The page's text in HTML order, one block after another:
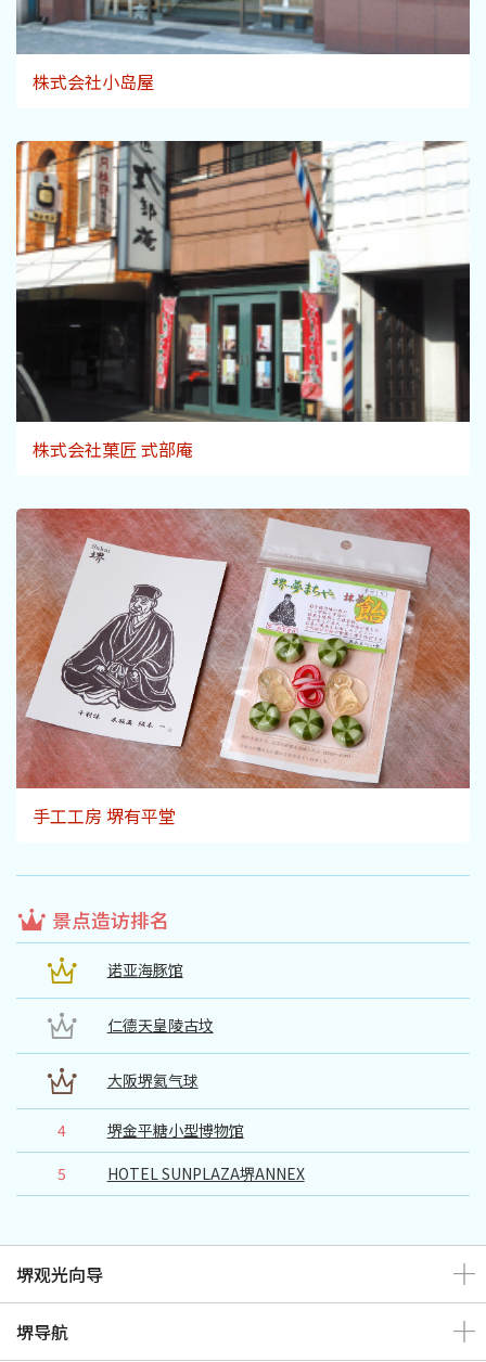
株式会社小岛屋
株式会社菓匠 式部庵
手工工房 堺有平堂
景点造访排名
诺亚海豚馆
仁德天皇陵古坟
大阪堺氦气球
4
堺金平糖小型博物馆
5
HOTEL SUNPLAZA堺ANNEX
堺观光向导
堺导航